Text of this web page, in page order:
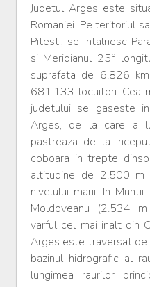
Judetul Arges este
Romaniei. Pe teritoriul
Pitesti, se intalnesc
si Meridianul 25°
suprafata de 6.826
681.133 locuitori. Cea
judetului se gaseste
Arges, de la care a
pastreaza de la
coboara in trepte
altitudine de 2.500 m
nivelului marii. In
Moldoveanu (2.534
varful cel mai inalt din
Arges este traversat de
bazinul hidrografic al
lungimea raurilor